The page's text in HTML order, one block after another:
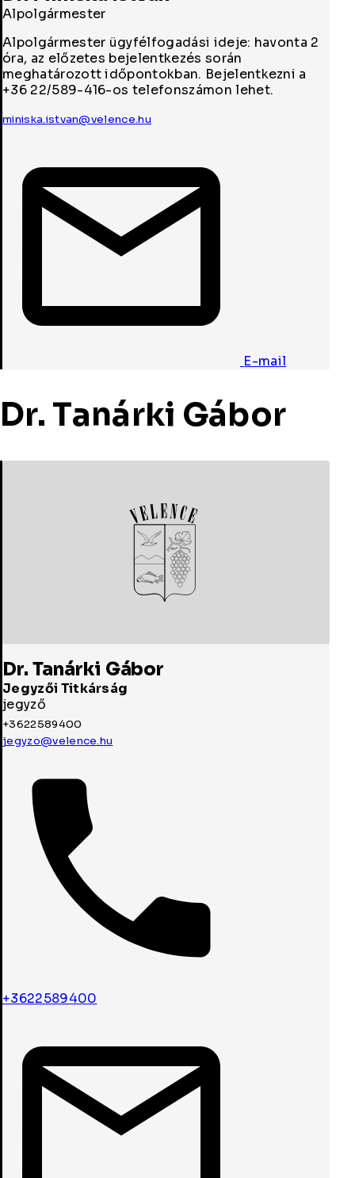
Alpolgármester
Alpolgármester ügyfélfogadási ideje: havonta 2
óra, az előzetes bejelentkezés során
meghatározott időpontokban. Bejelentkezni a
+36 22/589-416-os telefonszámon lehet.
miniska.istvan@velence.hu
E-mail
Dr. Tanárki Gábor
Dr. Tanárki Gábor
Jegyzői Titkárság
jegyző
+3622589400
jegyzo@velence.hu
+3622589400